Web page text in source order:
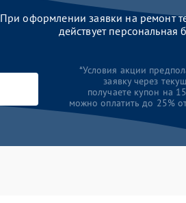
При оформлении заявки на ремонт
действует персональная
*Условия акции
заявку через
получаете купон на
можно оплатить до 25%